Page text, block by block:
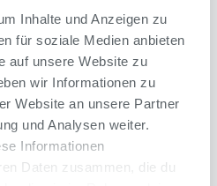
Inhalte und Anzeigen zu
für soziale Medien anbieten
auf unsere Website zu
wir Informationen zu
Website an unsere Partner
und Analysen weiter.
Informationen
Daten zusammen, die du